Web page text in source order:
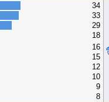
34
33
29
18
16
15
12
10
9
8